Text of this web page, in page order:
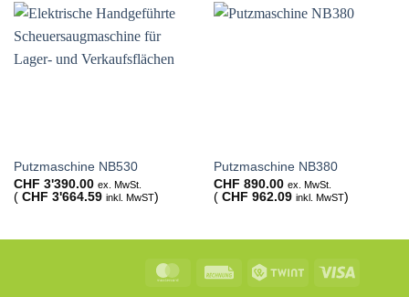
Putzmaschine NB530
CHF 3'390.00 ex. MwSt.
( CHF 3'664.59 inkl. MwST)
Putzmaschine NB380
CHF 890.00 ex. MwSt.
( CHF 962.09 inkl. MwST)
MasterCardRechung Twint